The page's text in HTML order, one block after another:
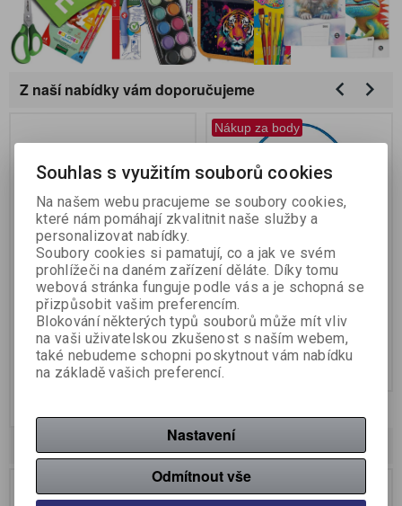
Z naší nabídky vám doporučujeme
UPrint kompatibilní toner s
CE278A/CRG726/728,
black, 2100str., H.78AE,
HL-30E,
376 Kč
Nákup za body
Křídy Colorino na chodník
- 15 ks / kyblík
75 Kč
Novinky
Novinka
Souhlas s využitím souborů cookies
Na našem webu pracujeme se soubory cookies,
které nám pomáhají zkvalitnit naše služby a
personalizovat nabídky.
Soubory cookies si pamatují, co a jak ve svém
prohlížeči na daném zařízení děláte. Díky tomu
webová stránka funguje podle vás a je schopná se
přizpůsobit vašim preferencím.
Blokování některých typů souborů může mít vliv
na vaši uživatelskou zkušenost s naším webem,
také nebudeme schopni poskytnout vám nabídku
na základě vašich preferencí.
Nastavení
Odmítnout vše